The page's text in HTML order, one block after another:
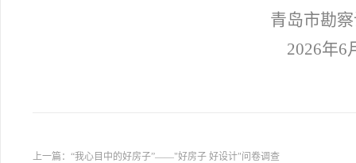
青岛市勘
2026年6
上一篇： “我心目中的好房子”——"好房子 好设计"问卷调查